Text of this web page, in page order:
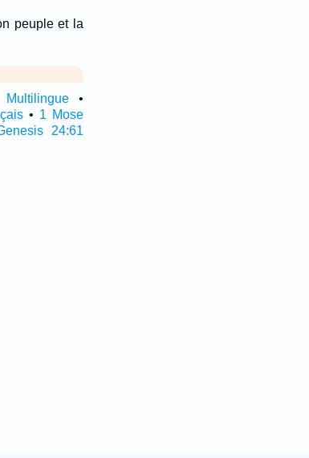
peuple et la
•
• 1 Mose
24:61